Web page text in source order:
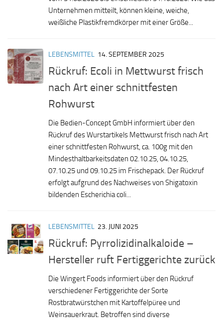
Unternehmen mitteilt, können kleine, weiche,
weißliche Plastikfremdkörper mit einer Größe...
LEBENSMITTEL 14. SEPTEMBER 2025
Rückruf: Ecoli in Mettwurst frisch
nach Art einer schnittfesten
Rohwurst
Die Bedien-Concept GmbH informiert über den
Rückruf des Wurstartikels Mettwurst frisch nach Art
einer schnittfesten Rohwurst, ca. 100g mit den
Mindesthaltbarkeitsdaten 02.10.25, 04.10.25,
07.10.25 und 09.10.25 im Frischepack. Der Rückruf
erfolgt aufgrund des Nachweises von Shigatoxin
bildenden Escherichia coli...
LEBENSMITTEL 23. JUNI 2025
Rückruf: Pyrrolizidinalkaloide –
Hersteller ruft Fertiggerichte zurück
Die Wingert Foods informiert über den Rückruf
verschiedener Fertiggerichte der Sorte
Rostbratwürstchen mit Kartoffelpüree und
Weinsauerkraut. Betroffen sind diverse